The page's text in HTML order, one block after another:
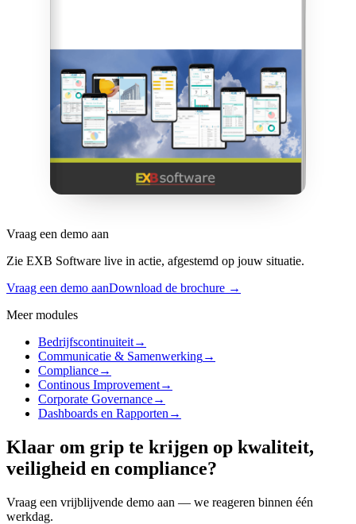
Vraag een demo aan
Zie EXB Software live in actie, afgestemd op jouw situatie.
Vraag een demo aanDownload de brochure →
Meer modules
Bedrijfscontinuiteit→
Communicatie & Samenwerking→
Compliance→
Continous Improvement→
Corporate Governance→
Dashboards en Rapporten →
Klaar om grip te krijgen op kwaliteit,
veiligheid en compliance?
Vraag een vrijblijvende demo aan — we reageren binnen één
werkdag.